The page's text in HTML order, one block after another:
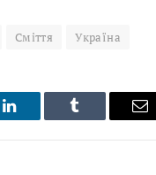
Сміття Україна
LinkedIn Tumblr